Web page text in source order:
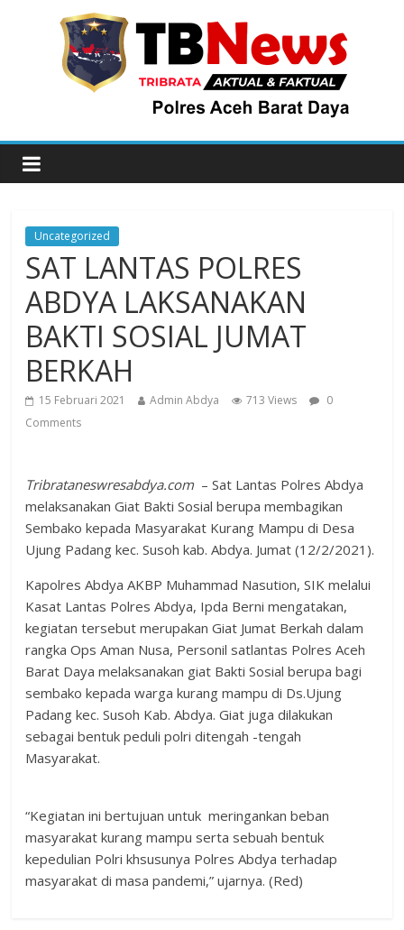
Uncategorized
SAT LANTAS POLRES
ABDYA LAKSANAKAN
BAKTI SOSIAL JUMAT
BERKAH
15 Februari 2021 Admin Abdya 713 Views
0
Comments
Tribrataneswresabdya.com – Sat Lantas Polres Abdya
melaksanakan Giat Bakti Sosial berupa membagikan
Sembako kepada Masyarakat Kurang Mampu di Desa
Ujung Padang kec. Susoh kab. Abdya. Jumat (12/2/2021).
Kapolres Abdya AKBP Muhammad Nasution, SIK melalui
Kasat Lantas Polres Abdya, Ipda Berni mengatakan,
kegiatan tersebut merupakan Giat Jumat Berkah dalam
rangka Ops Aman Nusa, Personil satlantas Polres Aceh
Barat Daya melaksanakan giat Bakti Sosial berupa bagi
sembako kepada warga kurang mampu di Ds.Ujung
Padang kec. Susoh Kab. Abdya. Giat juga dilakukan
sebagai bentuk peduli polri ditengah -tengah
Masyarakat.
“Kegiatan ini bertujuan untuk meringankan beban
masyarakat kurang mampu serta sebuah bentuk
kepedulian Polri khsusunya Polres Abdya terhadap
masyarakat di masa pandemi,” ujarnya. (Red)